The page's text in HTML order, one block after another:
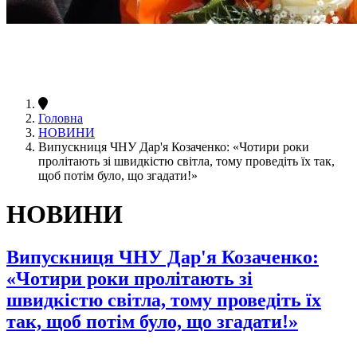
Головна
НОВИНИ
Випускниця ЧНУ Дар'я Козаченко: «Чотири роки
пролітають зі швидкістю світла, тому проведіть їх так,
щоб потім було, що згадати!»
НОВИНИ
Випускниця ЧНУ Дар'я Козаченко:
«Чотири роки пролітають зі
швидкістю світла, тому проведіть їх
так, щоб потім було, що згадати!»